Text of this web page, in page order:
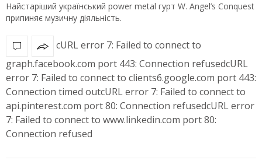
Найстаріший український power metal гурт W. Angel’s Conquest
припиняє музичну діяльність.
cURL error 7: Failed to connect to
graph.facebook.com port 443: Connection refusedcURL
error 7: Failed to connect to clients6.google.com port 443:
Connection timed outcURL error 7: Failed to connect to
api.pinterest.com port 80: Connection refusedcURL error
7: Failed to connect to www.linkedin.com port 80:
Connection refused